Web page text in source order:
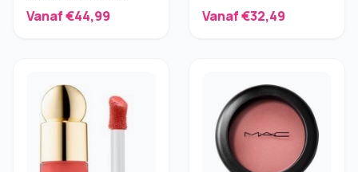
Vanaf €44,99 Vanaf €32,49